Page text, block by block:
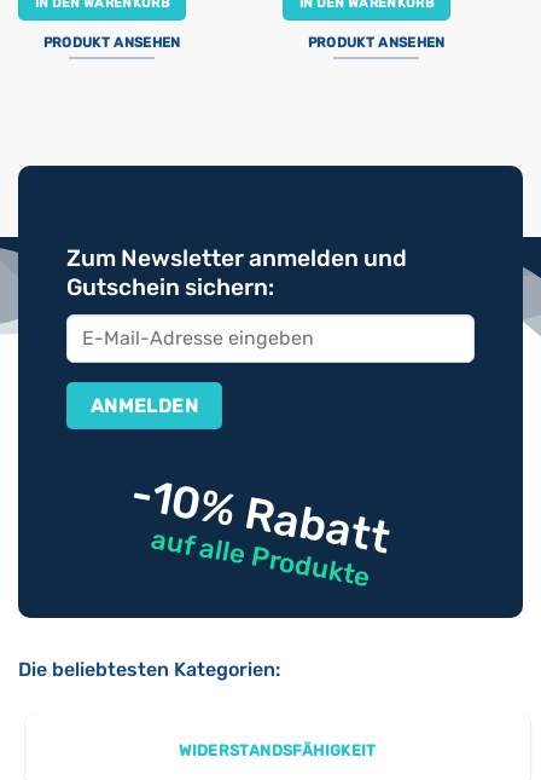
PRODUKT ANSEHEN PRODUKT ANSEHEN
Zum Newsletter anmelden und
Gutschein sichern:
-10% Rabatt
auf alle Produkte
Die beliebtesten Kategorien:
WIDERSTANDSFÄHIGKEIT